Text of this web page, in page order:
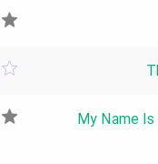
My Name